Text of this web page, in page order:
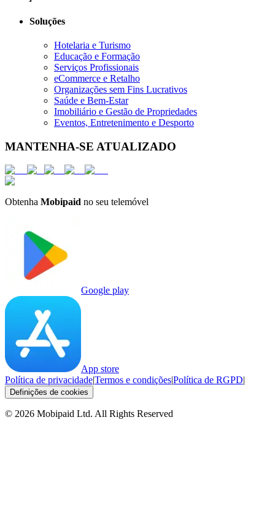
Soluções
Hotelaria e Turismo
Educação e Formação
Serviços Profissionais
eCommerce e Retalho
Organizações sem Fins Lucrativos
Saúde e Bem-Estar
Imobiliário e Gestão de Propriedades
Eventos, Entretenimento e Desporto
MANTENHA-SE ATUALIZADO
Obtenha Mobipaid no seu telemóvel
Google play
App store
Política de privacidade|Termos e condições|Política de RGPD|
Definições de cookies
© 2026 Mobipaid Ltd. All Rights Reserved